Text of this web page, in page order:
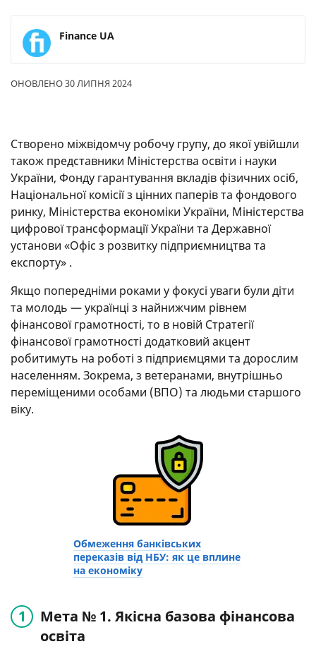
Finance UA
ОНОВЛЕНО 30 ЛИПНЯ 2024
Створено міжвідомчу робочу групу, до якої увійшли
також представники Міністерства освіти і науки
України, Фонду гарантування вкладів фізичних осіб,
Національної комісії з цінних паперів та фондового
ринку, Міністерства економіки України, Міністерства
цифрової трансформації України та Державної
установи «Офіс з розвитку підприємництва та
експорту» .
Якщо попередніми роками у фокусі уваги були діти
та молодь — українці з найнижчим рівнем
фінансової грамотності, то в новій Стратегії
фінансової грамотності додатковий акцент
робитимуть на роботі з підприємцями та дорослим
населенням. Зокрема, з ветеранами, внутрішньо
переміщеними особами (ВПО) та людьми старшого
віку.
Обмеження банківських
переказів від НБУ: як це вплине
на економіку
Мета № 1. Якісна базова фінансова
освіта